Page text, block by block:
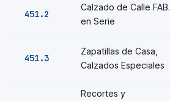
451.2
Calzado de Calle FAB.
en Serie
451.3
Zapatillas de Casa,
Calzados Especiales
Recortes y